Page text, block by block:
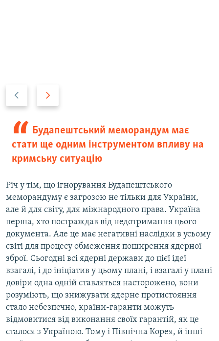
s
l
i
d
e
t
i
e
Будапештський меморандум має
стати ще одним інструментом впливу на
кримську ситуацію
Річ у тім, що ігнорування Будапештського
меморандуму є загрозою не тільки для України,
але й для світу, для міжнародного права. Україна
перша, хто постраждав від недотримання цього
документа. Але це має негативні наслідки в усьому
світі для процесу обмеження поширення ядерної
зброї. Сьогодні всі ядерні держави до цієї ідеї
взагалі, і до ініціатив у цьому плані, і взагалі у плані
довіри одна одній ставляться насторожено, вони
розуміють, що знижувати ядерне протистояння
стало небезпечно, країни-гаранти можуть
відмовитися від виконання своїх гарантій, як це
сталося з Україною. Тому і Північна Корея, й інші